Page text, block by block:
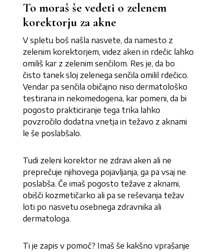
To moraš še vedeti o zelenem
korektorju za akne
V spletu boš našla nasvete, da namesto z
zelenim korektorjem, videz aken in rdečic lahko
omiliš kar z zelenim senčilom. Res je, da bo
čisto tanek sloj zelenega senčila omilil rdečico.
Vendar pa senčila običajno niso dermatološko
testirana in nekomedogena, kar pomeni, da bi
pogosto prakticiranje tega trika lahko
povzročilo dodatna vnetja in težavo z aknami
le še poslabšalo.
Tudi zeleni korektor ne zdravi aken ali ne
preprečuje njihovega pojavljanja, ga pa vsaj ne
poslabša. Če imaš pogosto težave z aknami,
obišči kozmetičarko ali pa se reševanja težav
loti po nasvetu osebnega zdravnika ali
dermatologa.
Ti je zapis v pomoč? Imaš še kakšno vprašanje